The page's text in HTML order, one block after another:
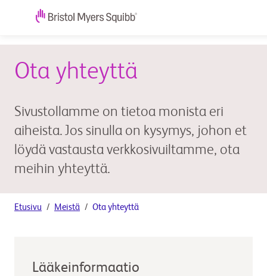
Ota yhteyttä
Sivustollamme on tietoa monista eri
aiheista. Jos sinulla on kysymys, johon et
löydä vastausta verkkosivuiltamme, ota
meihin yhteyttä.
Etusivu Meistä Ota yhteyttä
Lääkeinformaatio